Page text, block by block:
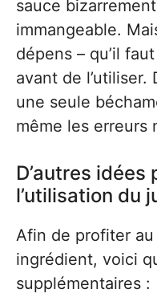
sauce
immangeable.
dépens – qu’il
avant de
une seule
même les erreurs
D’autres
l’utilisation du
Afin de profiter
ingrédient, voici
supplémentaires :